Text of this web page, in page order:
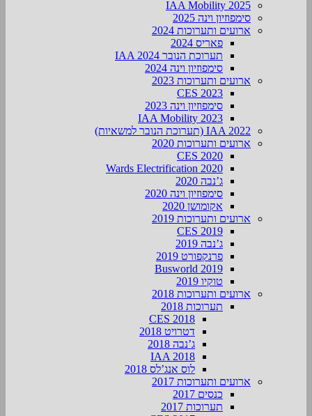
2025 IAA Mobility
סימפוזיון וינה 2025
ארועים ותערוכות 2024
פאריס 2024
תערוכת הנובר IAA 2024
סימפוזיון וינה 2024
ארועים ותערוכות 2023
CES 2023
סימפוזיון וינה 2023
IAA Mobility 2023
IAA 2022 (תערוכת הנובר למשאיות)
ארועים ותערוכות 2020
CES 2020
Wards Electrification 2020
ג’נבה 2020
סימפוזיון וינה 2020
אקומושן 2020
ארועים ותערוכות 2019
CES 2019
ג’נבה 2019
פרנקפורט 2019
Busworld 2019
טוקיו 2019
ארועים ותערוכות 2018
תערוכות 2018
CES 2018
דטרויט 2018
ג’נבה 2018
IAA 2018
לוס אנג’לס 2018
ארועים ותערוכות 2017
כנסים 2017
תערוכות 2017